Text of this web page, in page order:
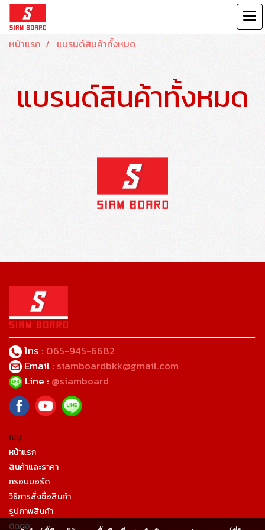
หน้าแรก แบรนด์สินค้าทั้งหมด
แบรนด์สินค้าทั้งหมด
โทร : 065-945-6682
Email : siamboardbkk@gmail.com
Line : @siamboard
เมนู
หน้าแรก
สินค้าและราคา
กรอบบอร์ด
วิธิการสั่งซื้อสินค้า
รูปภาพสินค้า
ติดต่อ